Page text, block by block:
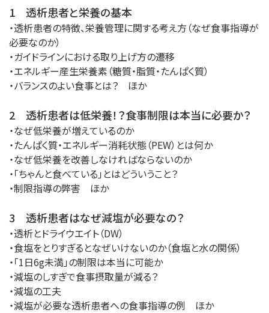
1 透析患者と栄養の基本
・透析患者の特徴、栄養管理に関する考え方（なぜ食事指導が
必要なのか）
・ガイドラインにおける取り上げ方の遷移
・エネルギー産生栄養素（糖質・脂質・たんぱく質）
・バランスのよい食事とは？ ほか
2 透析患者は低栄養！？食事制限は本当に必要か？
・なぜ低栄養が増えているのか
・たんぱく質・エネルギー消耗状態（PEW）とは何か
・なぜ低栄養を改善しなければならないのか
・「ちゃんと食べている」とはどういうこと？
・制限指導の弊害 ほか
3 透析患者はなぜ減塩が必要なの？
・透析とドライウエイト（DW）
・食塩をとりすぎるとなぜいけないのか（食塩と水の関係）
・「1日6g未満」の制限は本当に可能か
・減塩のしすぎで食事摂取量が減る？
・減塩の工夫
・減塩が必要な透析患者への食事指導の例 ほか